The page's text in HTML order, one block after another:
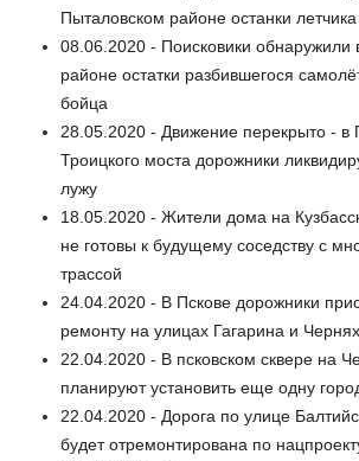
Пыталовском районе останки
08.06.2020 - Поисковики обнаружили
районе остатки разбившегося
бойца
28.05.2020 - Движение перекрыто - в
Троицкого моста дорожники
лужу
18.05.2020 - Жители дома на
не готовы к будущему соседству с
трассой
24.04.2020 - В Пскове дорожники
ремонту на улицах Гагарина и
22.04.2020 - В псковском сквере на
планируют установить еще одну
22.04.2020 - Дорога по улице
будет отремонтирована по